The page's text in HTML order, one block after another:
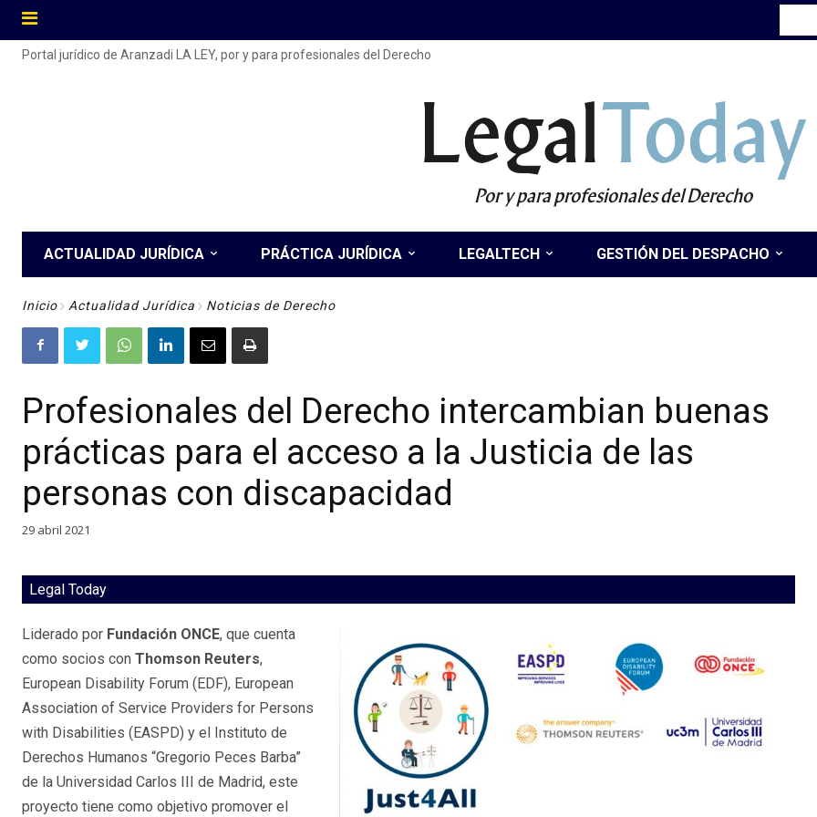
Portal jurídico de Aranzadi LA LEY, por y para profesionales del Derecho
LegalToday
Por y para profesionales del Derecho
ACTUALIDAD JURÍDICA PRÁCTICA JURÍDICA LEGALTECH GESTIÓN DEL DESPACHO
Inicio Actualidad Jurídica Noticias de Derecho
Profesionales del Derecho intercambian buenas
prácticas para el acceso a la Justicia de las
personas con discapacidad
29 abril 2021
Legal Today
Liderado por Fundación ONCE, que cuenta
como socios con Thomson Reuters,
European Disability Forum (EDF), European
Association of Service Providers for Persons
with Disabilities (EASPD) y el Instituto de
Derechos Humanos “Gregorio Peces Barba”
de la Universidad Carlos III de Madrid, este
proyecto tiene como objetivo promover el